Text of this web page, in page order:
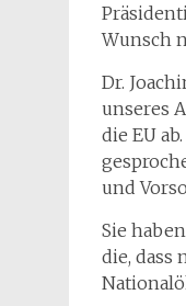
Wunsch
Dr.
unseres
die EU
und
Sie
die, dass